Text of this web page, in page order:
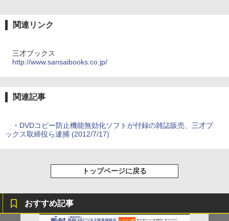
関連リンク
三才ブックス
http://www.sansaibooks.co.jp/
関連記事
・ DVDコピー防止機能無効化ソフトが付録の雑誌販売、三才ブ
ックス取締役ら逮捕 (2012/7/17)
トップページに戻る
おすすめ記事